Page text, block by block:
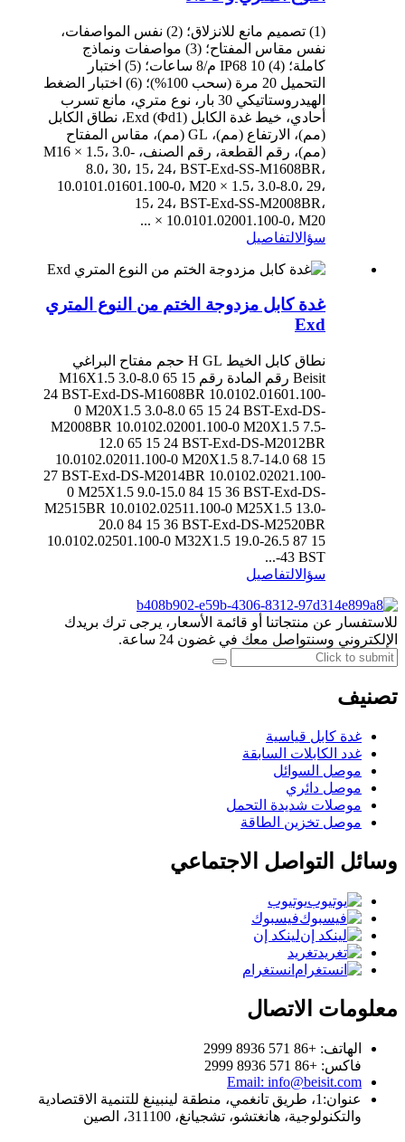
(1) تصميم مانع للانزلاق؛ (2) نفس المواصفات،
نفس مقاس المفتاح؛ (3) مواصفات ونماذج
كاملة؛ (4) IP68 10 م/8 ساعات؛ (5) اختبار
التحميل 20 مرة (سحب 100%)؛ (6) اختبار الضغط
الهيدروستاتيكي 30 بار، نوع متري، مانع تسرب
أحادي، خيط غدة الكابل Exd (Φd1)، نطاق الكابل
(مم)، الارتفاع (مم)، GL (مم)، مقاس المفتاح
(مم)، رقم القطعة، رقم الصنف، M16 × 1.5، 3.0-
8.0، 30، 15، 24، BST-Exd-SS-M1608BR،
10.0101.01601.100-0، M20 × 1.5، 3.0-8.0، 29،
15، 24، BST-Exd-SS-M2008BR،
10.0101.02001.100-0، M20 × ...
سؤالالتفاصيل
غدة كابل مزدوجة الختم من النوع المتري
Exd
نطاق كابل الخيط H GL حجم مفتاح البراغي
Beisit رقم المادة رقم M16X1.5 3.0-8.0 65 15
24 BST-Exd-DS-M1608BR 10.0102.01601.100-
0 M20X1.5 3.0-8.0 65 15 24 BST-Exd-DS-
M2008BR 10.0102.02001.100-0 M20X1.5 7.5-
12.0 65 15 24 BST-Exd-DS-M2012BR
10.0102.02011.100-0 M20X1.5 8.7-14.0 68 15
27 BST-Exd-DS-M2014BR 10.0102.02021.100-
0 M25X1.5 9.0-15.0 84 15 36 BST-Exd-DS-
M2515BR 10.0102.02511.100-0 M25X1.5 13.0-
20.0 84 15 36 BST-Exd-DS-M2520BR
10.0102.02501.100-0 M32X1.5 19.0-26.5 87 15
43 BST-...
سؤالالتفاصيل
للاستفسار عن منتجاتنا أو قائمة الأسعار، يرجى ترك بريدك
الإلكتروني وسنتواصل معك في غضون 24 ساعة.
تصنيف
غدة كابل قياسية
غدد الكابلات السابقة
موصل السوائل
موصل دائري
موصلات شديدة التحمل
موصل تخزين الطاقة
وسائل التواصل الاجتماعي
يوتيوب
فيسبوك
لينكد إن
تغريد
انستغرام
معلومات الاتصال
الهاتف: +86 571 8936 2999
فاكس: +86 571 8936 2999
Email: info@beisit.com
عنوان: 1، طريق تانغمي، منطقة لينبينغ للتنمية الاقتصادية
والتكنولوجية، هانغتشو، تشجيانغ، 311100، الصين